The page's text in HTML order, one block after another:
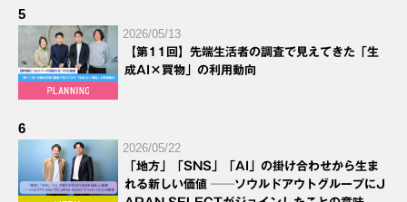
5
2026/05/13
【第11回】先端生活者の調査で見えてきた「生
成AI×買物」の利用動向
6
2026/05/22
「地方」「SNS」「AI」の掛け合わせから生ま
れる新しい価値 ──ソウルドアウトグループにJ